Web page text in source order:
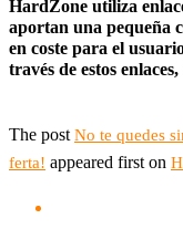
HardZone utiliza
aportan una pequeña
en coste para el
través de estos
The post No te quedes
ferta! appeared first on